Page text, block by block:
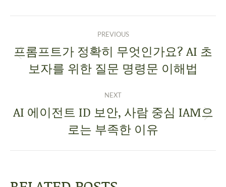
PREVIOUS
프롬프트가 정확히 무엇인가요? AI 초
보자를 위한 질문 명령문 이해법
NEXT
AI 에이전트 ID 보안, 사람 중심 IAM으
로는 부족한 이유